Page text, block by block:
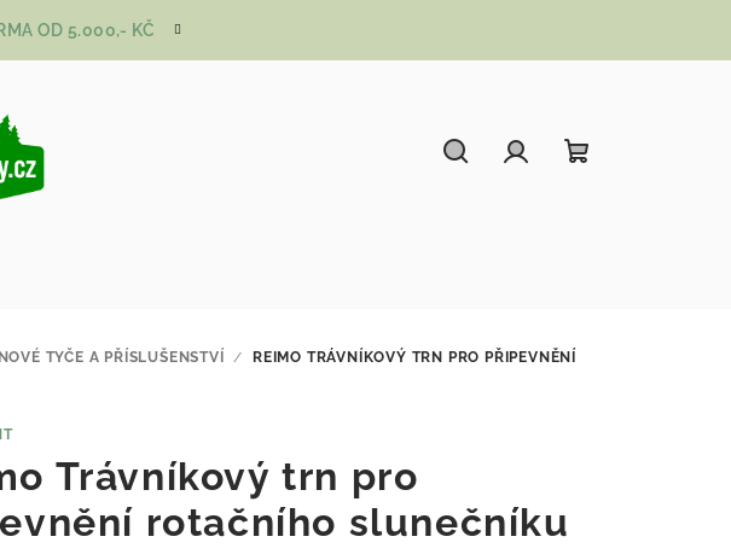
OD 5.000,- KČ
TYČE A PŘÍSLUŠENSTVÍ /
REIMO TRÁVNÍKOVÝ TRN PRO PŘIPEVNĚNÍ
Trávníkový trn pro
rotačního slunečníku